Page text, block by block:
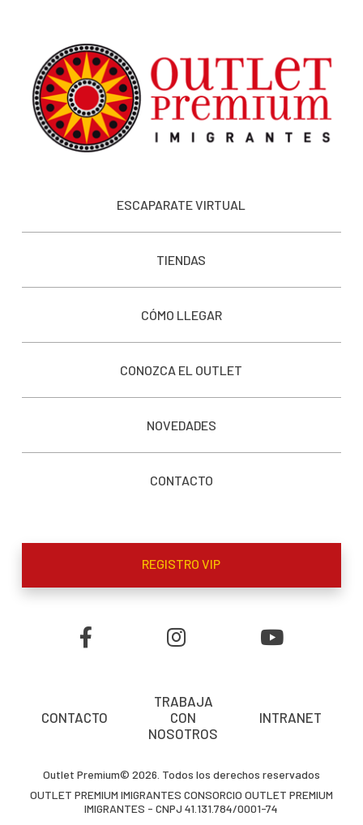
ESCAPARATE VIRTUAL
TIENDAS
CÓMO LLEGAR
CONOZCA EL OUTLET
NOVEDADES
CONTACTO
REGISTRO VIP
CONTACTO
TRABAJA
CON
NOSOTROS
INTRANET
Outlet Premium© 2026. Todos los derechos reservados
OUTLET PREMIUM IMIGRANTES CONSORCIO OUTLET PREMIUM
IMIGRANTES - CNPJ 41.131.784/0001-74